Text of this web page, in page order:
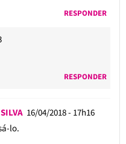
RESPONDER
RESPONDER
16/04/2018 - 17h16
lo.